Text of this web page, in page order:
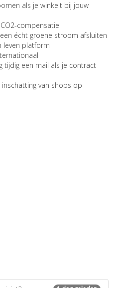
als je winkelt bij jouw
compensatie
écht groene stroom afsluiten
leven platform
tijdig een mail als je contract
inschatting van shops op